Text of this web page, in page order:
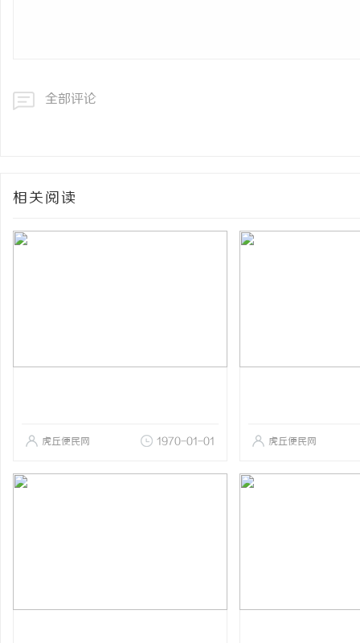
全部评论
相关阅读
虎丘便民网 1970-01-01 虎丘便民网